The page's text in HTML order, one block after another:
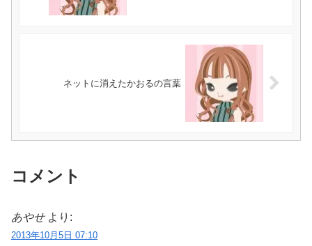
ネットに消えたかおるの言葉
コメント
あやせ より:
2013年10月5日 07:10